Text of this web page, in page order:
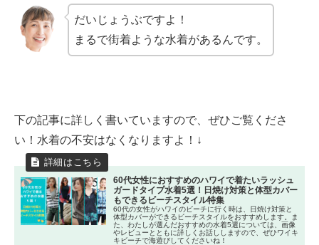
だいじょうぶですよ！
まるで街着ような水着があるんです。
下の記事に詳しく書いていますので、ぜひご覧くださ
い！水着の不安はなくなりますよ！↓
60代女性におすすめのハワイで着たいラッシュ
ガードタイプ水着5選！日焼け対策と体型カバー
もできるビーチスタイル特集
60代の女性がハワイのビーチに行く時は、日焼け対策と
体型カバーができるビーチスタイルをおすすめします。ま
た、わたしが選んだおすすめの水着5選については、画像
やレビューとともに詳しくお話ししますので、ぜひワイキ
キビーチで海遊びしてくださいね！